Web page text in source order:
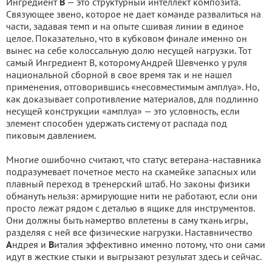
Связующее звено, которое не дает команде развалиться на
части, задавая темп и на опыте сшивая линии в единое
целое. Показательно, что в кубковом финале именно он
вынес на себе колоссальную долю несущей нагрузки. Тот
самый Ингредиент В, которому Андрей Шевченко у руля
национальной сборной в свое время так и не нашел
применения, отговорившись «несовместимым амплуа». Но,
как доказывает сопротивление материалов, для подлинно
несущей конструкции «амплуа» — это условность, если
элемент способен удержать систему от распада под
пиковым давлением.
Многие ошибочно считают, что статус ветерана-наставника
подразумевает почетное место на скамейке запасных или
плавный переход в тренерский штаб. Но законы физики
обмануть нельзя: армирующие нити не работают, если они
просто лежат рядом с деталью в ящике для инструментов.
Они должны быть намертво вплетены в саму ткань игры,
разделяя с ней все физические нагрузки. Наставничество
Андрея и Виталия эффективно именно потому, что они сами
идут в жесткие стыки и выгрызают результат здесь и сейчас.